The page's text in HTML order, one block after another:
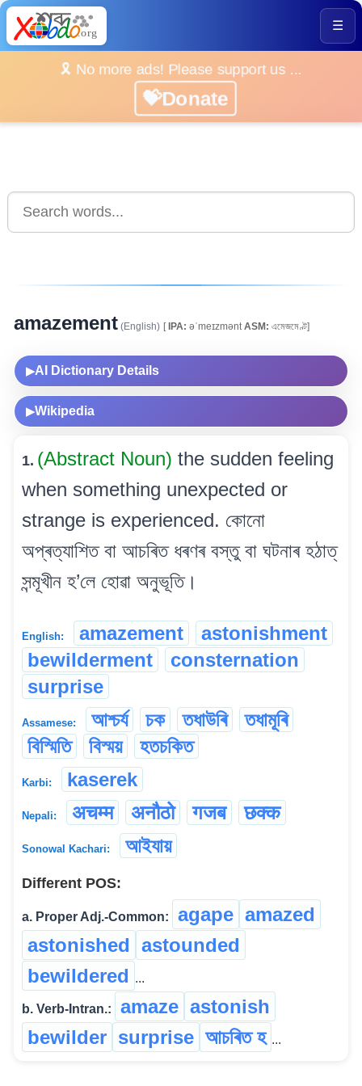
☰
🎗️ No more ads! Please support us ...
💝Donate
amazement (English) [IPA: əˈmeɪzməntASM: এমেজমেণ্ট]
▶AI Dictionary Details
▶Wikipedia
1. (Abstract Noun) the sudden feeling
when something unexpected or
strange is experienced. কোনো
অপ্ৰত্যাশিত বা আচৰিত ধৰণৰ বস্তু বা ঘটনাৰ হঠাত্
সন্মূখীন হ’লে হোৱা অনুভূতি।
English: amazement
astonishment
bewilderment
consternation
surprise
Assamese: আশ্চৰ্য চক তধাউৰি
তধামূৰি
বিস্মিতি
বিস্ময় হতচকিত
Karbi: kaserek
Nepali: अचम्म अनौठो गजब छक्क
Sonowal Kachari: আইযায়
Different POS:
a. Proper Adj.-Common: agape amazed
astonished astounded
bewildered ...
b. Verb-Intran.: amaze astonish
bewilder surprise আচৰিত হ ...